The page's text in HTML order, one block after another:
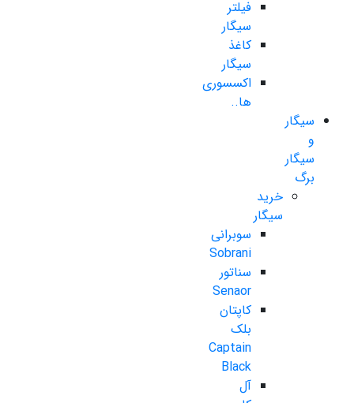
فیلتر
سیگار
کاغذ
سیگار
اکسسوری
ها..
سیگار
و
سیگار
برگ
خرید
سیگار
سوبرانی
Sobrani
سناتور
Senaor
کاپتان
بلک
Captain
Black
آل